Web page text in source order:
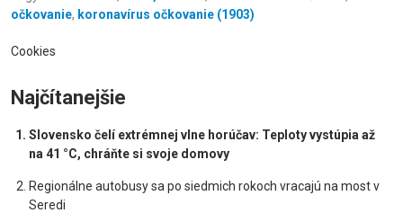
očkovanie, koronavírus očkovanie (1903)
Cookies
Najčítanejšie
Slovensko čelí extrémnej vlne horúčav: Teploty vystúpia až
na 41 °C, chráňte si svoje domovy
Regionálne autobusy sa po siedmich rokoch vracajú na most v
Seredi